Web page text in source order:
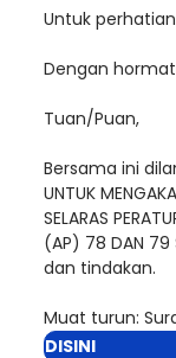
Untuk
Dengan
Tuan/Puan,
Bersama ini
UNTUK
SELARAS
(AP) 78 DAN 79
dan tindakan.
Muat turun:
DISINI